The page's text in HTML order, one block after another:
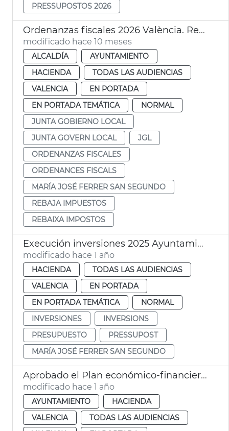
PRESSUPOSTOS 2026
Ordenanzas fiscales 2026 València. Rebaja impuestos
modificado hace 10 meses
ALCALDÍA
AYUNTAMIENTO
HACIENDA
TODAS LAS AUDIENCIAS
VALENCIA
EN PORTADA
EN PORTADA TEMÁTICA
NORMAL
JUNTA GOBIERNO LOCAL
JUNTA GOVERN LOCAL
JGL
ORDENANZAS FISCALES
ORDENANCES FISCALS
MARÍA JOSÉ FERRER SAN SEGUNDO
REBAJA IMPUESTOS
REBAIXA IMPOSTOS
Execución inversiones 2025 Ayuntamiento València
modificado hace 1 año
HACIENDA
TODAS LAS AUDIENCIAS
VALENCIA
EN PORTADA
EN PORTADA TEMÁTICA
NORMAL
INVERSIONES
INVERSIONS
PRESUPUESTO
PRESSUPOST
MARÍA JOSÉ FERRER SAN SEGUNDO
Aprobado el Plan económico-financiero 2025-2026 de València
modificado hace 1 año
AYUNTAMIENTO
HACIENDA
VALENCIA
TODAS LAS AUDIENCIAS